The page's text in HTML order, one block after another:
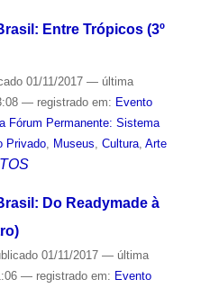
Entre Trópicos (3º
01/11/2017 — última
— registrado em: Evento
Fórum Permanente: Sistema
Privado, Museus Cultura, Arte
Do Readymade à
01/11/2017 — última
— registrado em: Evento